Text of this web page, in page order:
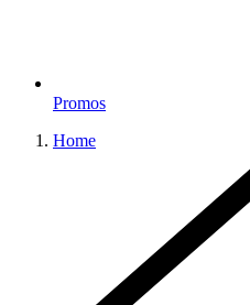
Promos
Home